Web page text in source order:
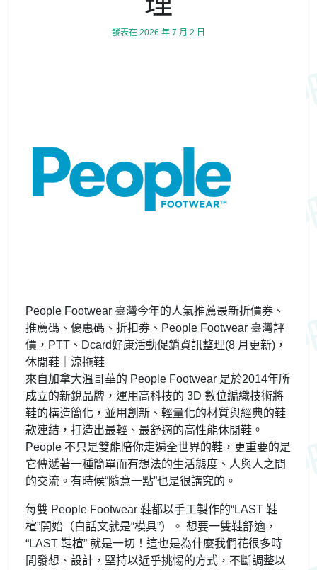
發表在 2026 年 7 月 2 日
People Footwear 臺灣今年的人氣推薦最新折價券、
推薦碼、優惠碼、折扣券、People Footwear 臺灣評
價，PTT、Dcard好康活動促銷資訊整理(8 月更新)，
休閒鞋｜涼拖鞋
來自加拿大溫哥華的 People Footwear 是於2014年所
成立的新銳品牌，運用高科技的 3D 數位編織技術將
鞋的構造簡化，並用創新、輕量化的材質與經典的鞋
款連結，打造出最輕、最舒適的高性能休閒鞋。
People 不只是雙能陪你走遍全世界的鞋，更重要的是
它傳遞著一種簡單而有想法的生活態度、人與人之間
的交流。有時候“隨意一點”也是很講究的。
每雙 People Footwear 鞋都以手工製作的“LAST 鞋
楦”開始（白話文就是“模具”）。 想要一雙鞋舒適，
“LAST 鞋楦” 就是一切！這也是為什麼我們花很多時
間發想、設計，堅持以近乎挑惕的方式，不斷調整以